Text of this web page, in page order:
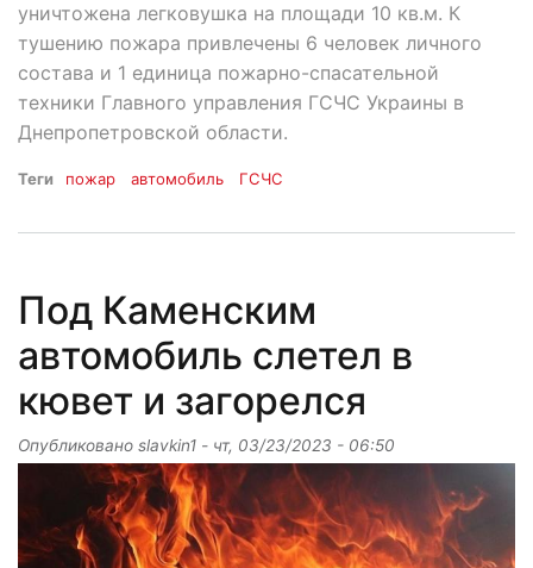
уничтожена легковушка на площади 10 кв.м. К
тушению пожара привлечены 6 человек личного
состава и 1 единица пожарно-спасательной
техники Главного управления ГСЧС Украины в
Днепропетровской области.
Теги пожар автомобиль ГСЧС
Под Каменским
автомобиль слетел в
кювет и загорелся
Опубликовано slavkin1 - чт, 03/23/2023 - 06:50